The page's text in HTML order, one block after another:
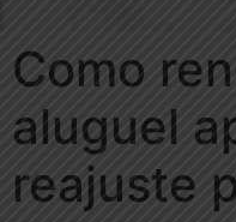
Como
aluguel
reajuste